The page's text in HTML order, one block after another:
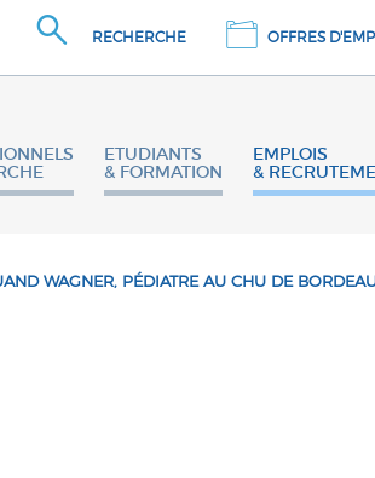
RECHERCHE OFFRES
ETUDIANTS
& FORMATION
EMPLOIS
&
WAGNER, PÉDIATRE AU CHU DE